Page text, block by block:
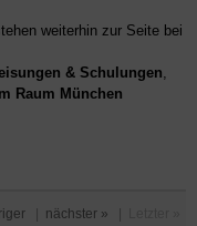
weiterhin zur Seite bei
& Schulungen,
Raum München
nächster »